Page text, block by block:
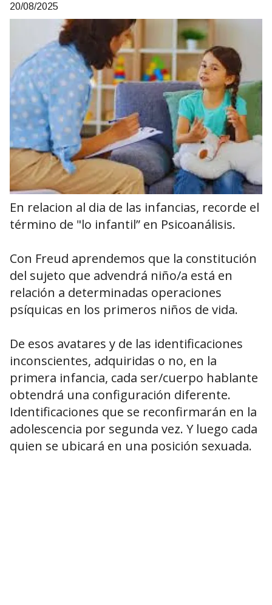
20/08/2025
En relacion al dia de las infancias, recorde el
término de "lo infantil” en Psicoanálisis.
Con Freud aprendemos que la constitución
del sujeto que advendrá niño/a está en
relación a determinadas operaciones
psíquicas en los primeros niños de vida.
De esos avatares y de las identificaciones
inconscientes, adquiridas o no, en la
primera infancia, cada ser/cuerpo hablante
obtendrá una configuración diferente.
Identificaciones que se reconfirmarán en la
adolescencia por segunda vez. Y luego cada
quien se ubicará en una posición sexuada.